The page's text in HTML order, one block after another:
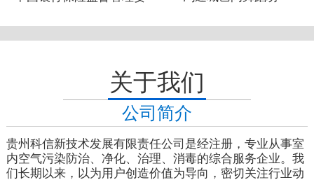
关于我们
公司简介
贵州科信新技术发展有限责任公司是经注册，专业从事室
内空气污染防治、净化、治理、消毒的综合服务企业。我
们长期以来，以为用户创造价值为导向，密切关注行业动